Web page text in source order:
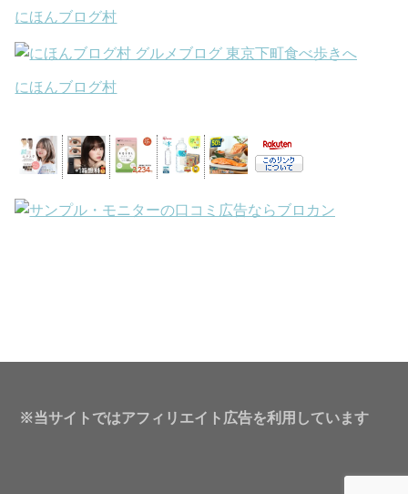
にほんブログ村
にほんブログ村
※当サイトではアフィリエイト広告を利用しています